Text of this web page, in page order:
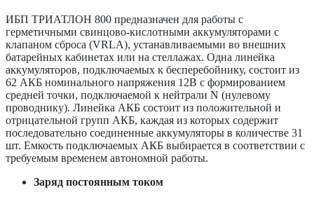
ИБП ТРИАТЛОН 800 предназначен для работы с
герметичными свинцово-кислотными аккумуляторами с
клапаном сброса (VRLA), устанавливаемыми во внешних
батарейных кабинетах или на стеллажах. Одна линейка
аккумуляторов, подключаемых к бесперебойнику, состоит из
62 АКБ номинального напряжения 12В с формированием
средней точки, подключаемой к нейтрали N (нулевому
проводнику). Линейка АКБ состоит из положительной и
отрицательной групп АКБ, каждая из которых содержит
последовательно соединенные аккумуляторы в количестве 31
шт. Емкость подключаемых АКБ выбирается в соответствии с
требуемым временем автономной работы.
Заряд постоянным током